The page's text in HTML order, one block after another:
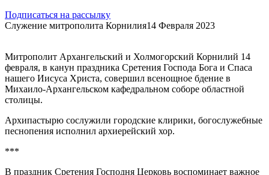
Подписаться на рассылку
Служение митрополита Корнилия14 Февраля 2023
Митрополит Архангельский и Холмогорский Корнилий 14
февраля, в канун праздника Сретения Господа Бога и Спаса
нашего Иисуса Христа, совершил всенощное бдение в
Михаило-Архангельском кафедральном соборе областной
столицы.
Архипастырю сослужили городские клирики, богослужебные
песнопения исполнил архиерейский хор.
***
В праздник Сретения Господня Церковь воспоминает важное